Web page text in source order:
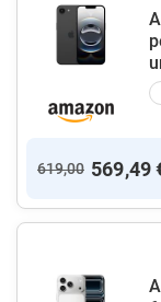
619,00 569,49